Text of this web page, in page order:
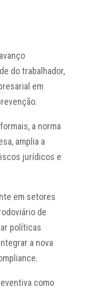
do trabalhador,
em
a norma
amplia a
jurídicos e
em setores
de
políticas
a nova
como